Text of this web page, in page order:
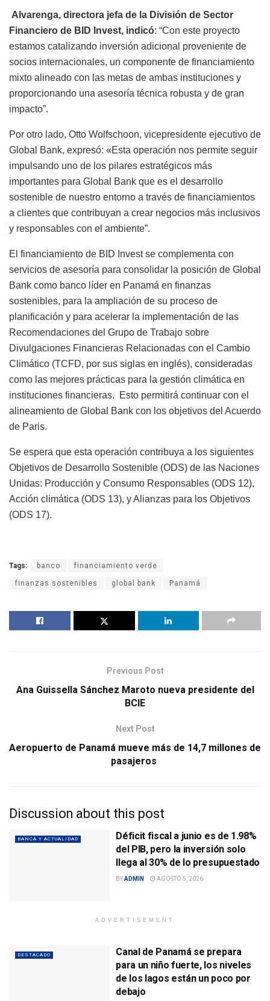
Alvarenga, directora jefa de la División de Sector
Financiero de BID Invest, indicó: “Con este proyecto
estamos catalizando inversión adicional proveniente de
socios internacionales, un componente de financiamiento
mixto alineado con las metas de ambas instituciones y
proporcionando una asesoría técnica robusta y de gran
impacto”.
Por otro lado, Otto Wolfschoon, vicepresidente ejecutivo de
Global Bank, expresó: «Esta operación nos permite seguir
impulsando uno de los pilares estratégicos más
importantes para Global Bank que es el desarrollo
sostenible de nuestro entorno a través de financiamientos
a clientes que contribuyan a crear negocios más inclusivos
y responsables con el ambiente”.
El financiamiento de BID Invest se complementa con
servicios de asesoría para consolidar la posición de Global
Bank como banco líder en Panamá en finanzas
sostenibles, para la ampliación de su proceso de
planificación y para acelerar la implementación de las
Recomendaciones del Grupo de Trabajo sobre
Divulgaciones Financieras Relacionadas con el Cambio
Climático (TCFD, por sus siglas en inglés), consideradas
como las mejores prácticas para la gestión climática en
instituciones financieras. Esto permitirá continuar con el
alineamiento de Global Bank con los objetivos del Acuerdo
de Paris.
Se espera que esta operación contribuya a los siguientes
Objetivos de Desarrollo Sostenible (ODS) de las Naciones
Unidas: Producción y Consumo Responsables (ODS 12),
Acción climática (ODS 13), y Alianzas para los Objetivos
(ODS 17).
Tags: banco financiamiento verde
finanzas sostenibles global bank Panamá
Previous Post
Ana Guissella Sánchez Maroto nueva presidente del
BCIE
Next Post
Aeropuerto de Panamá mueve más de 14,7 millones de
pasajeros
Discussion about this post
BANCA Y ACTUALIDAD
Déficit fiscal a junio es de 1.98%
del PIB, pero la inversión solo
llega al 30% de lo presupuestado
BYADMIN AGOSTO 5, 2026
ADVERTISEMENT
DESTACADO
Canal de Panamá se prepara
para un niño fuerte, los niveles
de los lagos están un poco por
debajo